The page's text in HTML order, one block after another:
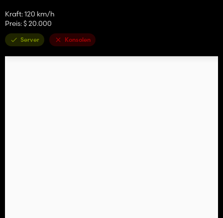
Kraft: 120 km/h
Preis: $ 20.000
Server Konsolen